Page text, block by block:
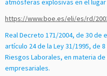
https://www.boe.es/eli/es/rd/
Real Decreto 171/2004, de 30
artículo 24 de la Ley 31/1995, de
Riesgos Laborales, en materia
empresariales.